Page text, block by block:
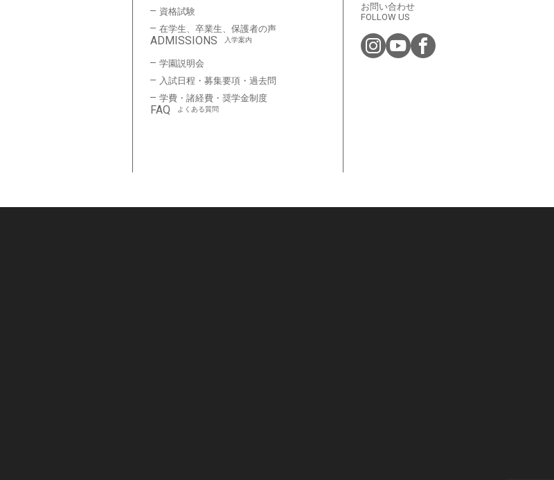
資格試験
在学生、卒業生、保護者の声
ADMISSIONS 入学案内
学園説明会
入試日程・募集要項・過去問
学費・諸経費・奨学金制度
FAQ よくある質問
お問い合わせ
FOLLOW US